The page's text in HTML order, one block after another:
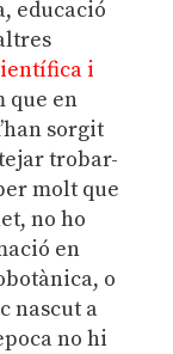
educació
i
que en
sorgit
trobar-
molt que
no ho
en
o
nascut a
no hi